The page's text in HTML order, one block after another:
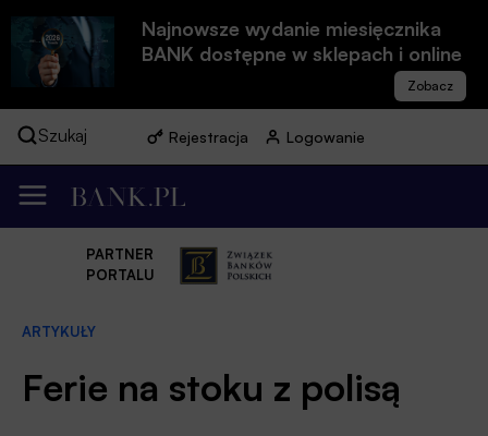
Najnowsze wydanie miesięcznika
BANK dostępne w sklepach i online
Szukaj Rejestracja Logowanie
PARTNER
PORTALU
ARTYKUŁY
Ferie na stoku z polisą